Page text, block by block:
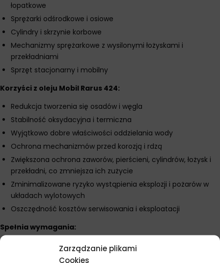
Zarządzanie plikami
Cookies
łopatkowe
Sprężarki odśrodkowe i osiowe
Cylindry i skrzynie korbowe
Mechanizmy sprężarkowe z wysilonymi łożyskami i
przekładniami
Sprzęt stacjonarny i mobilny
Korzyści z oleju Mobil Rarus 424:
Redukcja tworzenia się osadów i węgla
Stabilność oksydacyjna i termiczna
Wyjątkowo dobre właściwości oddzielania wody
Ochrona mechanizmów przed korozją i rdzą
Zwiększona ochrona zaworów, pierścieni, cylindrów, łożysk i
przekładni, co zmniejsza ich zużycie
Zminimalizowane ryzyko wystąpienia eksplozji i pożarów w
układach wylotowych
Oszczędność kosztów serwisowania i eksploatacji
Spełnia wymagania: